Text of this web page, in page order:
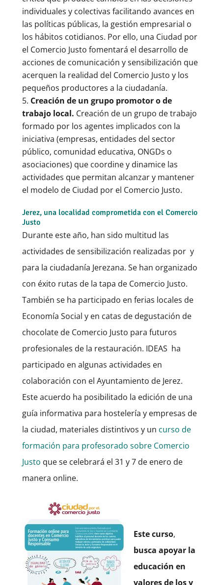
individuales y colectivas facilitando avances en
las políticas públicas, la gestión empresarial o
los hábitos cotidianos. Por ello, una Ciudad por
el Comercio Justo fomentará el desarrollo de
acciones de comunicación y sensibilización que
acerquen la realidad del Comercio Justo y los
pequeños productores a la ciudadanía.
Creación de un grupo promotor o de
trabajo local. Creación de un grupo de trabajo
formado por los agentes implicados con la
iniciativa (empresas, entidades del sector
público, comunidad educativa, ONGDs o
asociaciones) que coordine y dinamice las
actividades que permitan alcanzar y mantener
el modelo de Ciudad por el Comercio Justo.
Jerez, una localidad comprometida con el Comercio
Justo
Durante este año, han sido multitud las
actividades de sensibilización realizadas por y
para la ciudadanía Jerezana. Se han organizado
con éxito rutas de la tapa de Comercio Justo.
También se ha participado en ferias locales de
Economía Social y en catas de degustación de
chocolate de Comercio Justo para futuros
profesionales de la restauración. IDEAS ha
participado en algunas actividades en
colaboración con el Ayuntamiento de Jerez.
Este acuerdo ha posibilitado la edición de una
guía informativa para hostelería y empresas de
la ciudad, materiales distintivos y un curso de
formación para profesorado sobre Comercio
Justo que se celebrará el 31 y 7 de enero de
manera online.
Este curso,
busca apoyar la
educación en
valores de los y